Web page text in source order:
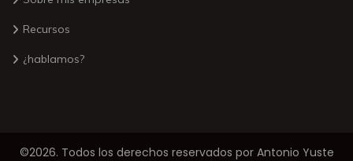
Recursos
¿hablamos?
©2026. Todos los derechos reservados por Antonio Yuste